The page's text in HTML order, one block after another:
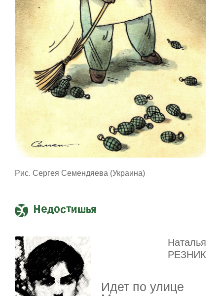
Рис. Сергея Семендяева (Украина)
Недостишья
Наталья
РЕЗНИК
Идет по улице